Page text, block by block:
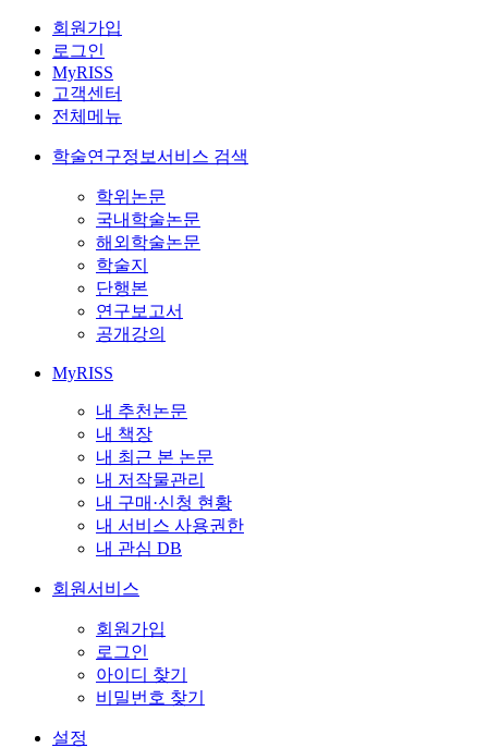
회원가입
로그인
MyRISS
고객센터
전체메뉴
학술연구정보서비스 검색
학위논문
국내학술논문
해외학술논문
학술지
단행본
연구보고서
공개강의
MyRISS
내 추천논문
내 책장
내 최근 본 논문
내 저작물관리
내 구매·신청 현황
내 서비스 사용권한
내 관심 DB
회원서비스
회원가입
로그인
아이디 찾기
비밀번호 찾기
설정